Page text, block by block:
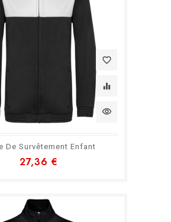
favorite_border
equalizer
visibility
De Survêtement Enfant
27,36 €